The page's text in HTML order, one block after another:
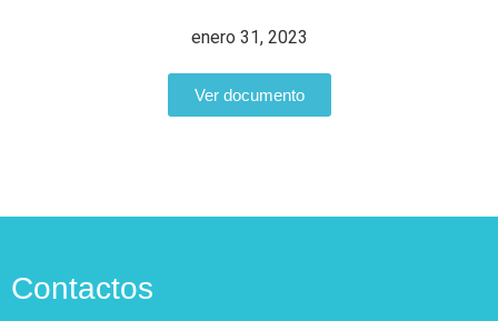
Vivienda un proyecto
Acompañamiento Social
¿Qué es el ISVIMED?
fuente
Contraste
enero 31, 2023
Ver documento
Contactos